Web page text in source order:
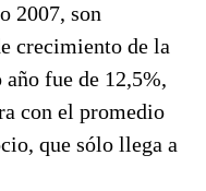
2007, son
crecimiento de la
fue de 12,5%,
con el promedio
que sólo llega a